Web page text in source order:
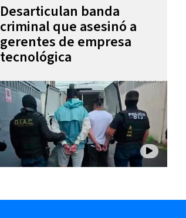
Desarticulan banda
criminal que asesinó a
gerentes de empresa
tecnológica